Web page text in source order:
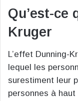
Qu’est-ce
Kruger
L’effet Dunning-
lequel les
surestiment leur
personnes à